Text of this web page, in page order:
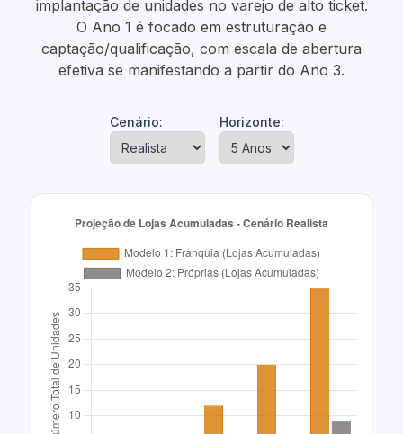
implantação de unidades no varejo de alto ticket.
O Ano 1 é focado em estruturação e
captação/qualificação, com escala de abertura
efetiva se manifestando a partir do Ano 3.
Cenário: Horizonte: